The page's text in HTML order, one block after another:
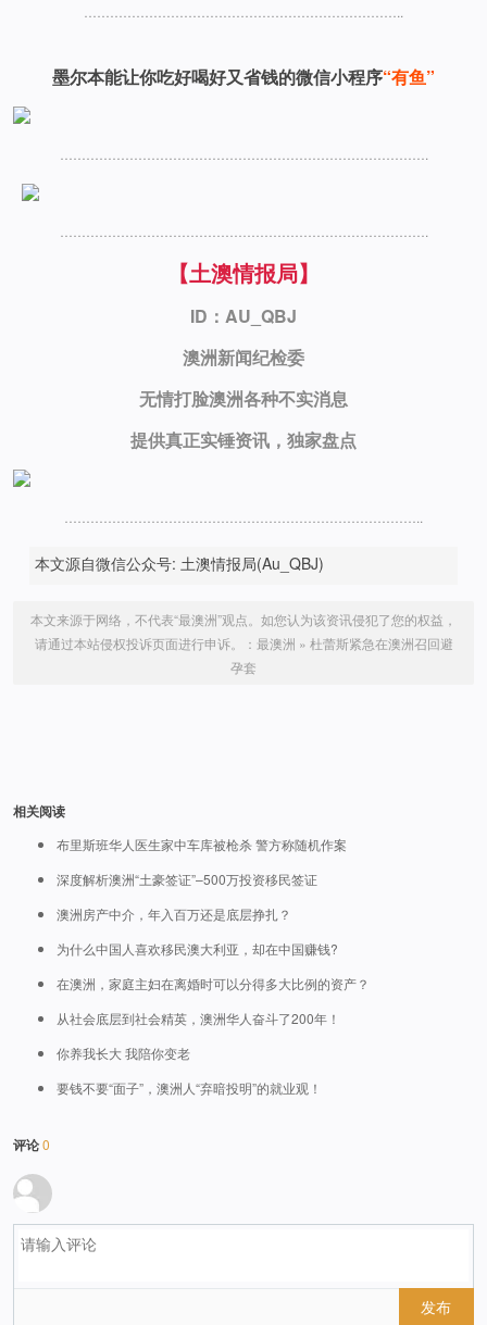
………………………………………………………………..
墨尔本能让你吃好喝好又省钱的微信小程序“有鱼”
………………………………………………………………………….
………………………………………………………………………….
【土澳情报局】
ID：AU_QBJ
澳洲新闻纪检委
无情打脸澳洲各种不实消息
提供真正实锤资讯，独家盘点
………………………………………………………………………..
本文源自微信公众号: 土澳情报局(Au_QBJ)
本文来源于网络，不代表“最澳洲”观点。如您认为该资讯侵犯了您的权益，
请通过本站侵权投诉页面进行申诉。： 最澳洲 » 杜蕾斯紧急在澳洲召回避
孕套
相关阅读
布里斯班华人医生家中车库被枪杀 警方称随机作案
深度解析澳洲“土豪签证”–500万投资移民签证
澳洲房产中介，年入百万还是底层挣扎？
为什么中国人喜欢移民澳大利亚，却在中国赚钱?
在澳洲，家庭主妇在离婚时可以分得多大比例的资产？
从社会底层到社会精英，澳洲华人奋斗了200年！
你养我长大 我陪你变老
要钱不要“面子”，澳洲人“弃暗投明”的就业观！
评论0
发布